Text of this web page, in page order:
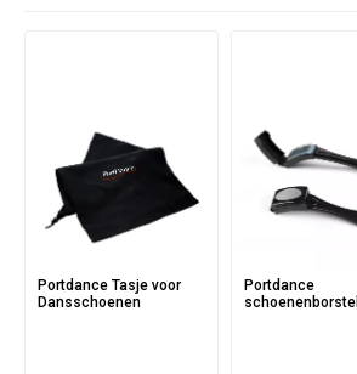
Portdance Tasje voor
Dansschoenen
Portdance
schoenenborstel